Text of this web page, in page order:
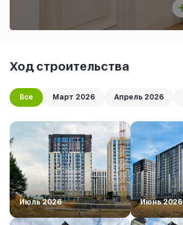
Ход строительства
Все Март 2026 Апрель 2026
Июль 2026 Июнь 2026